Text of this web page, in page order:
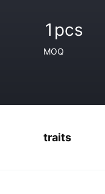
1pcs
MOQ
traits